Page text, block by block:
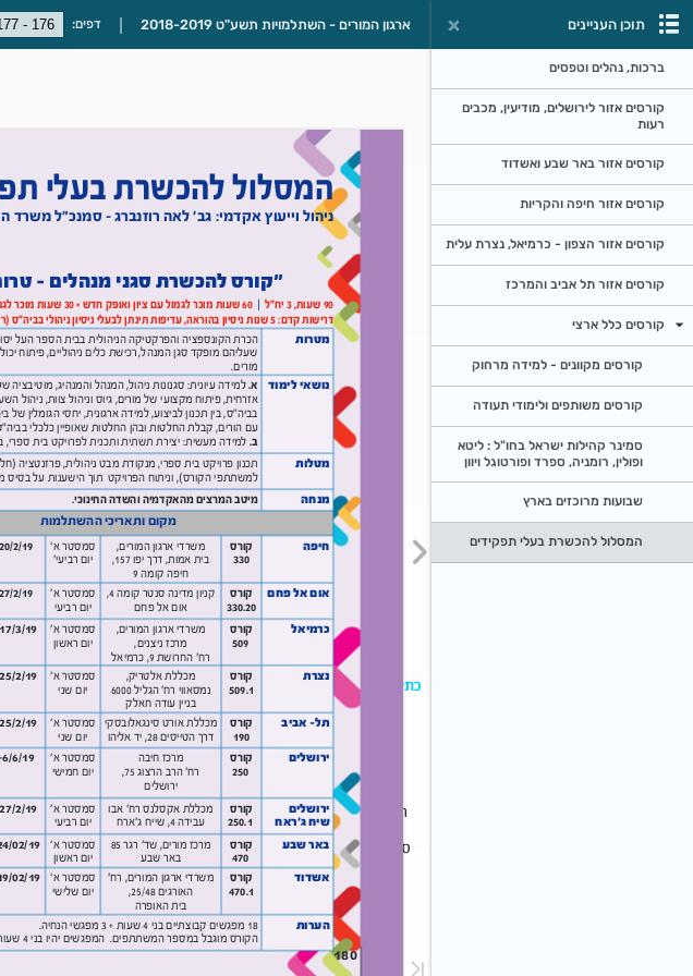
ארגון המורים - השתלמויות תשע"ט 2018-2019 דפים: תוכן העניינים
ברכות, נהלים וטפסים
קורסים אזור לירושלים, מודיעין, מכבים
רעות
קורסים אזור באר שבע ואשדוד
קורסים אזור חיפה והקריות
קורסים אזור הצפון - כרמיאל, נצרת עלית
קורסים אזור תל אביב והמרכז
קורסים כלל ארצי
קורסים מקוונים - למידה מרחוק
קורסים משותפים ולימודי תעודה
סמינר קהילות ישראל בחו"ל : ליטא
ופולין, רומניה, ספרד ופורטוגל ויוון
שבועות מרוכזים בארץ
המסלול להכשרת בעלי תפקידים